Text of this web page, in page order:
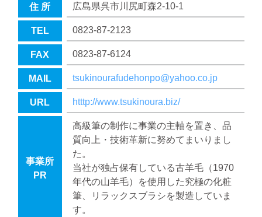
住 所 広島県呉市川尻町森2-10-1
TEL 0823-87-2123
FAX 0823-87-6124
MAIL tsukinourafudehonpo@yahoo.co.jp
URL htttp://www.tsukinoura.biz/
事業所
PR
高級筆の制作に事業の主軸を置き、品
質向上・技術革新に努めてまいりまし
た。
当社が独占保有している古羊毛（1970
年代の山羊毛）を使用した究極の化粧
筆、リラックスブラシを製造していま
す。